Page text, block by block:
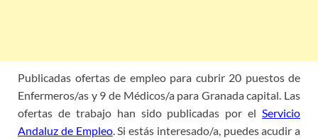
Publicadas ofertas de empleo para cubrir 20 puestos de
Enfermeros/as y 9 de Médicos/a para Granada capital. Las
ofertas de trabajo han sido publicadas por el Servicio
Andaluz de Empleo. Si estás interesado/a, puedes acudir a